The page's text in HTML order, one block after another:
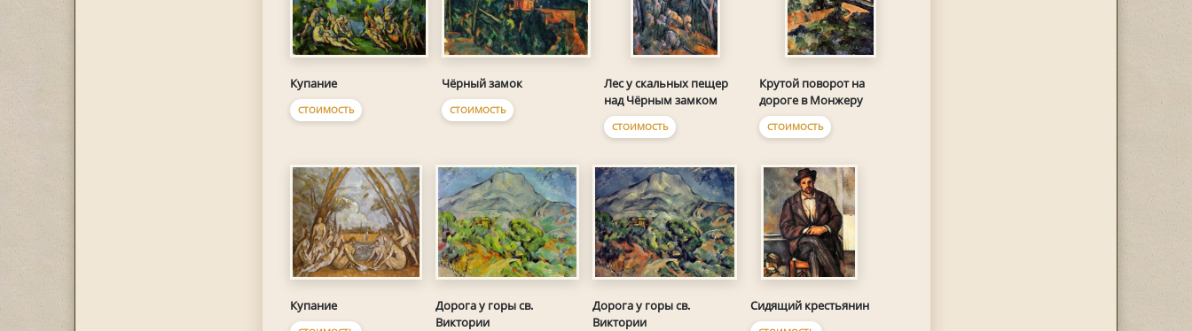
Купание
СТОИМОСТЬ
Чёрный замок
СТОИМОСТЬ
Лес у скальных пещер
над Чёрным замком
СТОИМОСТЬ
Крутой поворот на
дороге в Монжеру
СТОИМОСТЬ
Купание
Дорога у горы св.
Виктории
Дорога у горы св.
Виктории
Сидящий крестьянин